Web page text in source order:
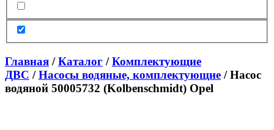
Главная /Каталог /Комплектующие
ДВС /Насосы водяные, комплектующие / Насос
водяной 50005732 (Kolbenschmidt) Opel